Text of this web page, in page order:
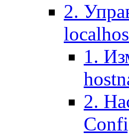
2.
1.
2.